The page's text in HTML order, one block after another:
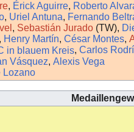
, Érick Aguirre, Roberto
, Uriel Antuna, Fernando
, Sebastián Jurado (TW),
Henry Martín,César Montes,
,Carlos
Vásquez,Alexis Vega
Lozano